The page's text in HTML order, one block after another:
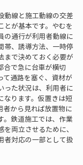
動線と施工動線の交差
とが基本です。やむを
の通行が利用者動線に
帯、誘導方法、一時停
まで決めておく必要が
合で急に台車が横切
て通路を塞ぐ、資材が
った状況は、利用者に
なります。仮置きは短
者から見れば放置物に
。鉄道施工では、作業
両立させるために、
者対応の一部として扱